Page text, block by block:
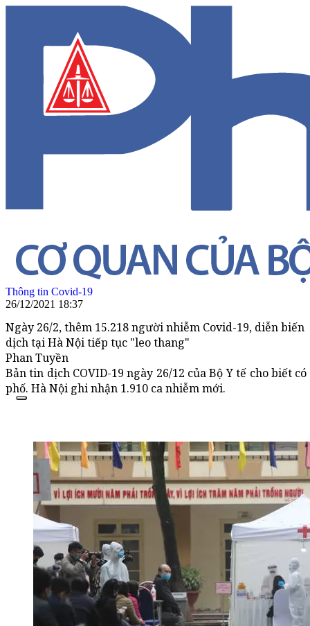
Thông tin Covid-19
26/12/2021 18:37
Ngày 26/2, thêm 15.218 người nhiễm Covid-19, diễn biến
dịch tại Hà Nội tiếp tục "leo thang"
Phan Tuyền
Bản tin dịch COVID-19 ngày 26/12 của Bộ Y tế cho biết
phố. Hà Nội ghi nhận 1.910 ca nhiễm mới.